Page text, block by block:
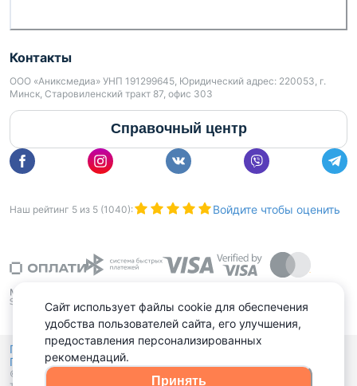
Контакты
ООО «Аниксмедиа» УНП 191299645, Юридический адрес: 220053, г.
Минск, Старовиленский тракт 87, офис 303
Справочный центр
Наш рейтинг 5 из 5 (1040): Войдите чтобы оценить
Политика конфиденциальности,
Политика обработки файлов куки
© 2015 - 2026, Domovita.by. Копирование материалов допускается
Сайт использует файлы cookie для обеспечения
удобства пользователей сайта, его улучшения,
предоставления персонализированных
рекомендаций.
Принять